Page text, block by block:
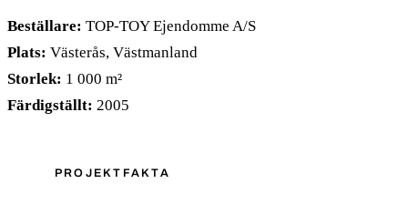
Beställare: TOP-TOY Ejendomme A/S
Plats: Västerås, Västmanland
Storlek: 1 000 m²
Färdigställt: 2005
PROJEKTFAKTA